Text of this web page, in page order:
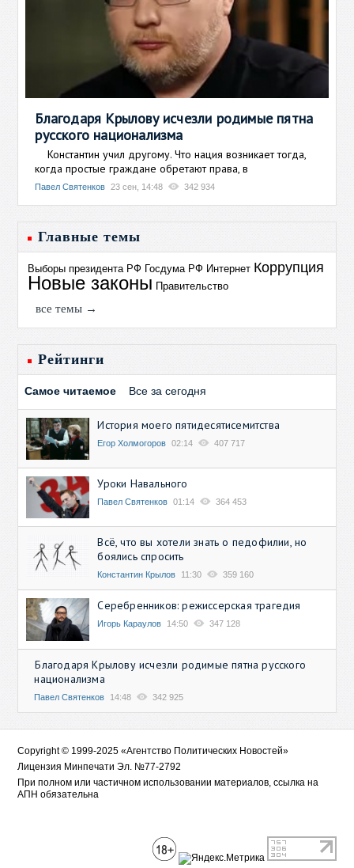
Благодаря Крылову исчезли родимые пятна
русского национализма
Константин учил другому. Что нация возникает тогда,
когда простые граждане обретают права, в
Павел Святенков 23 сен, 14:48 342 934
Главные темы
Выборы президента РФ Госдума РФ Интернет Коррупция
Новые законы Правительство
все темы →
Рейтинги
Самое читаемое Все за сегодня
История моего пятидесятисемитства
Егор Холмогоров 02:14 407 717
Уроки Навального
Павел Святенков 01:14 364 453
Всё, что вы хотели знать о педофилии, но
боялись спросить
Константин Крылов 11:30 359 160
Серебренников: режиссерская трагедия
Игорь Караулов 14:50 347 128
Благодаря Крылову исчезли родимые пятна русского
национализма
Павел Святенков 14:48 342 925
Copyright © 1999-2025 «Агентство Политических Новостей»
Лицензия Минпечати Эл. №77-2792
При полном или частичном использовании материалов, ссылка на
АПН обязательна